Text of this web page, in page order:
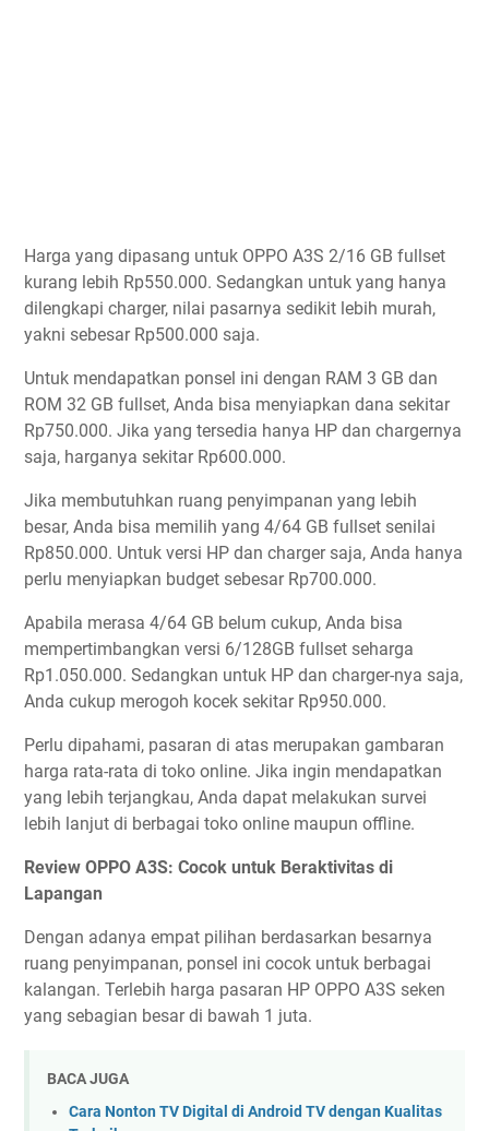
Harga yang dipasang untuk OPPO A3S 2/16 GB fullset
kurang lebih Rp550.000. Sedangkan untuk yang hanya
dilengkapi charger, nilai pasarnya sedikit lebih murah,
yakni sebesar Rp500.000 saja.
Untuk mendapatkan ponsel ini dengan RAM 3 GB dan
ROM 32 GB fullset, Anda bisa menyiapkan dana sekitar
Rp750.000. Jika yang tersedia hanya HP dan chargernya
saja, harganya sekitar Rp600.000.
Jika membutuhkan ruang penyimpanan yang lebih
besar, Anda bisa memilih yang 4/64 GB fullset senilai
Rp850.000. Untuk versi HP dan charger saja, Anda hanya
perlu menyiapkan budget sebesar Rp700.000.
Apabila merasa 4/64 GB belum cukup, Anda bisa
mempertimbangkan versi 6/128GB fullset seharga
Rp1.050.000. Sedangkan untuk HP dan charger-nya saja,
Anda cukup merogoh kocek sekitar Rp950.000.
Perlu dipahami, pasaran di atas merupakan gambaran
harga rata-rata di toko online. Jika ingin mendapatkan
yang lebih terjangkau, Anda dapat melakukan survei
lebih lanjut di berbagai toko online maupun offline.
Review OPPO A3S: Cocok untuk Beraktivitas di
Lapangan
Dengan adanya empat pilihan berdasarkan besarnya
ruang penyimpanan, ponsel ini cocok untuk berbagai
kalangan. Terlebih harga pasaran HP OPPO A3S seken
yang sebagian besar di bawah 1 juta.
BACA JUGA
Cara Nonton TV Digital di Android TV dengan Kualitas